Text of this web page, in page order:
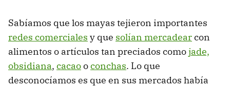
Sabíamos que los mayas tejieron importantes
redes comerciales y que solían mercadearcon
alimentos o artículos tan preciados comojade,
obsidiana, cacaooconchas. Lo que
desconocíamos es que en sus mercados había